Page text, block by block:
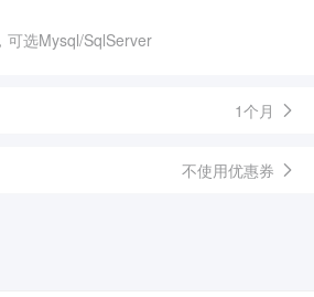
可选Mysql/SqlServer
1个月
不使用优惠券